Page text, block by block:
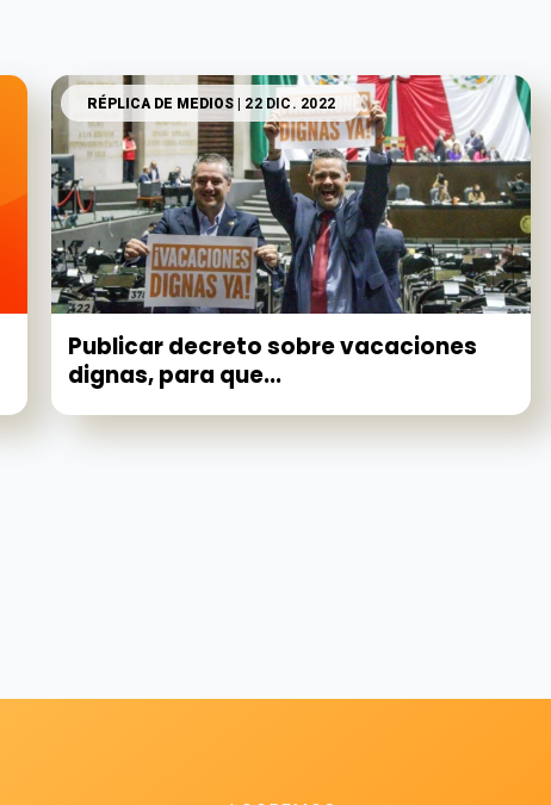
RÉPLICA DE MEDIOS| 22 DIC. 2022
Publicar decreto sobre vacaciones
dignas, para que...